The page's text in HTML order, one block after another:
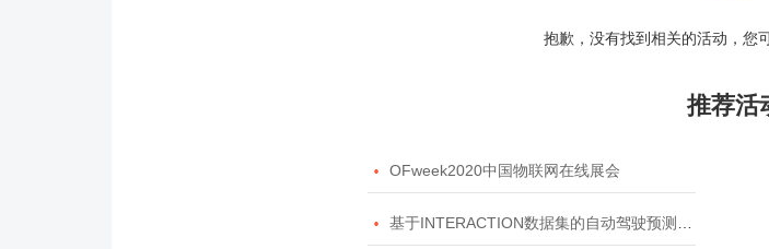
抱歉，没有找到相关的活动，您
推荐活
 OFweek2020中国物联网在线展会
 基于INTERACTION数据集的自动驾驶预测模型挑战赛